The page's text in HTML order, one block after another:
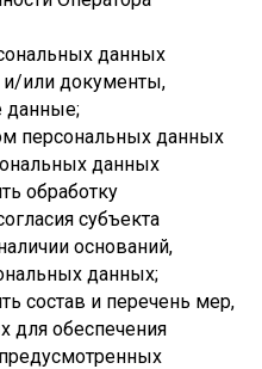
данных
или документы,
данные;
персональных данных
данных
обработку
субъекта
оснований,
данных;
состав и перечень мер,
для обеспечения